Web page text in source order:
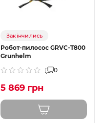
Закінчились
Робот-пилосос GRVC-T800
Grunhelm
0
5 869 грн